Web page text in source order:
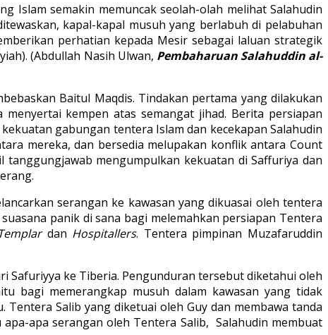
Islam semakin memuncak seolah-olah melihat Salahudin
kapal-kapal musuh yang berlabuh di pelabuhan
perhatian kepada Mesir sebagai laluan strategik
(Abdullah Nasih Ulwan, Pembaharuan Salahuddin al-
Baitul Maqdis. Tindakan pertama yang dilakukan
kempen atas semangat jihad. Berita persiapan
gabungan tentera Islam dan kecekapan Salahudin
mereka, dan bersedia melupakan konflik antara Count
tanggungjawab mengumpulkan kekuatan di Saffuriya dan
serangan ke kawasan yang dikuasai oleh tentera
panik di sana bagi melemahkan persiapan Tentera
dan Hospitallers. Tentera pimpinan Muzafaruddin
Safuriyya ke Tiberia. Pengunduran tersebut diketahui oleh
bagi memerangkap musuh dalam kawasan yang tidak
Salib yang diketuai oleh Guy dan membawa tanda
apa serangan oleh Tentera Salib, Salahudin membuat